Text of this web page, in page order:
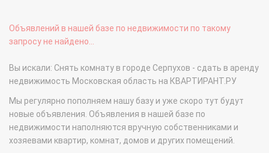
Объявлений в нашей базе по недвижимости по такому
запросу не найдено...
Вы искали: Снять комнату в городе Серпухов - сдать в аренду
недвижимость Московская область на КВАРТИРАНТ.РУ
Мы регулярно пополняем нашу базу и уже скоро тут будут
новые объявления. Объявления в нашей базе по
недвижимости наполняются вручную собственниками и
хозяевами квартир, комнат, домов и других помещений.